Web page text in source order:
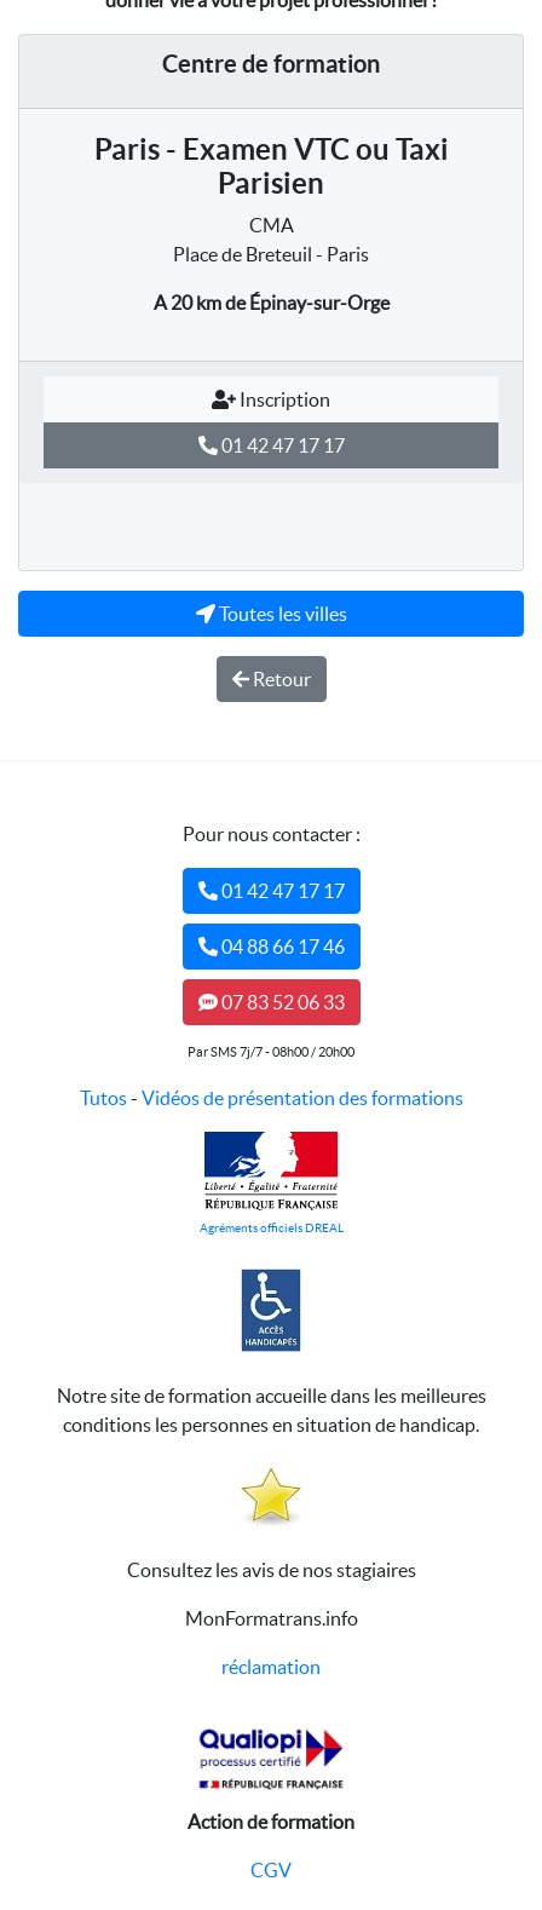
Centre de formation
Paris - Examen VTC ou Taxi
Parisien
CMA
Place de Breteuil - Paris
A 20 kmde Épinay-sur-Orge
Inscription
01 42 47 17 17
Toutes les villes
Retour
Pour nous contacter :
01 42 47 17 17
04 88 66 17 46
07 83 52 06 33
Par SMS 7j/7 - 08h00 / 20h00
Tutos- Vidéos de présentation des formations
Agréments officiels DREAL
Notre site de formation accueille dans les meilleures
conditions les personnes en situation de handicap.
Consultez les avis de nos stagiaires
MonFormatrans.info
réclamation
Action de formation
CGV